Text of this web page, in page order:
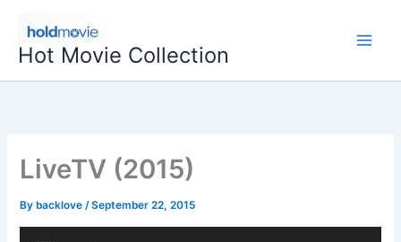
content
Hot Movie Collection
LiveTV (2015)
By backlove/September 22, 2015